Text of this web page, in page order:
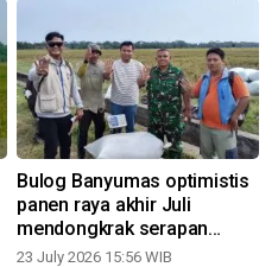
Bulog Banyumas optimistis
panen raya akhir Juli
mendongkrak serapan
gabah
23 July 2026 15:56 WIB